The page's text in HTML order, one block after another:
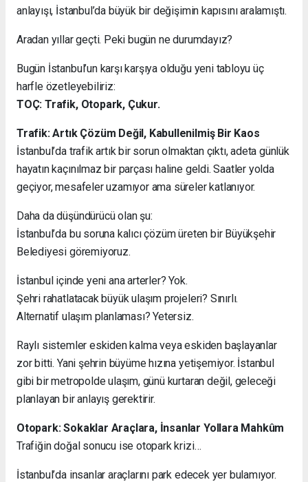
anlayışı, İstanbul’da büyük bir değişimin kapısını aralamıştı.
Aradan yıllar geçti. Peki bugün ne durumdayız?
Bugün İstanbul’un karşı karşıya olduğu yeni tabloyu üç
harfle özetleyebiliriz:
TOÇ: Trafik, Otopark, Çukur.
Trafik: Artık Çözüm Değil, Kabullenilmiş Bir Kaos
İstanbul’da trafik artık bir sorun olmaktan çıktı, adeta günlük
hayatın kaçınılmaz bir parçası haline geldi. Saatler yolda
geçiyor, mesafeler uzamıyor ama süreler katlanıyor.
Daha da düşündürücü olan şu:
İstanbul’da bu soruna kalıcı çözüm üreten bir Büyükşehir
Belediyesi göremiyoruz.
İstanbul içinde yeni ana arterler? Yok.
Şehri rahatlatacak büyük ulaşım projeleri? Sınırlı.
Alternatif ulaşım planlaması? Yetersiz.
Raylı sistemler eskiden kalma veya eskiden başlayanlar
zor bitti. Yani şehrin büyüme hızına yetişemiyor. İstanbul
gibi bir metropolde ulaşım, günü kurtaran değil, geleceği
planlayan bir anlayış gerektirir.
Otopark: Sokaklar Araçlara, İnsanlar Yollara Mahkûm
Trafiğin doğal sonucu ise otopark krizi…
İstanbul’da insanlar araçlarını park edecek yer bulamıyor.